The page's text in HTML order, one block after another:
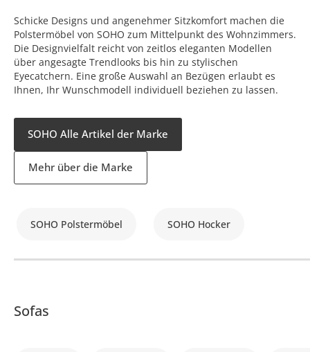
Schicke Designs und angenehmer Sitzkomfort machen die
Polstermöbel von SOHO zum Mittelpunkt des Wohnzimmers.
Die Designvielfalt reicht von zeitlos eleganten Modellen
über angesagte Trendlooks bis hin zu stylischen
Eyecatchern. Eine große Auswahl an Bezügen erlaubt es
Ihnen, Ihr Wunschmodell individuell beziehen zu lassen.
SOHO Alle Artikel der Marke
Mehr über die Marke
SOHO Polstermöbel SOHO Hocker
Sofas